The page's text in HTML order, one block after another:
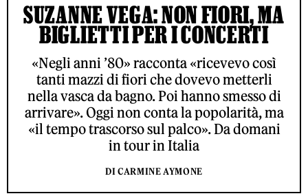
SUZANNE VEGA: NON FIORI, MA
BIGLIETTI PER I CONCERTI
«Negli anni ’80» racconta «ricevevo così
tanti mazzi di fiori che dovevo metterli
nella vasca da bagno. Poi hanno smesso di
arrivare». Oggi non conta la popolarità, ma
«il tempo trascorso sul palco». Da domani
in tour in Italia
DI CARMINE AYMONE